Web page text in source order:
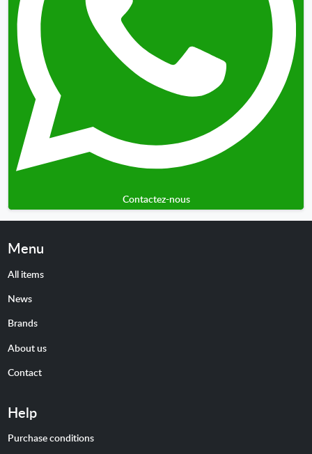
Contactez-nous
Menu
All items
News
Brands
About us
Contact
Help
Purchase conditions